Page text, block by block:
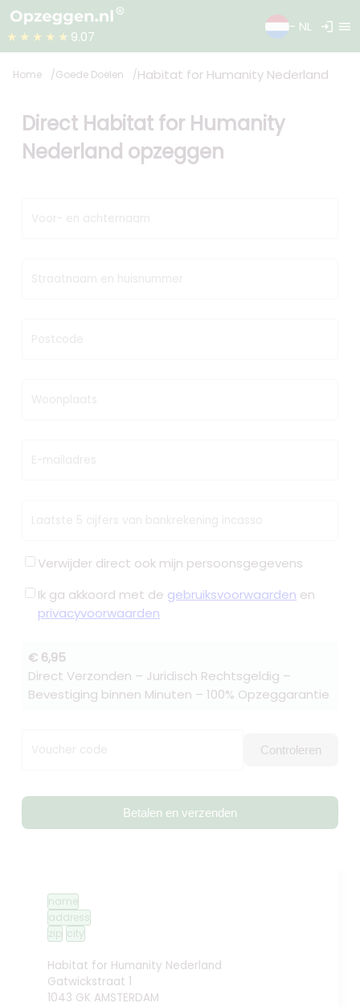
★★★★★ 9.07
- NL login menu
Home Goede Doelen Habitat for Humanity Nederland
Direct Habitat for Humanity
Nederland opzeggen
Voor- en achternaam
Straatnaam en huisnummer
Postcode
Woonplaats
E-mailadres
Laatste 5 cijfers van bankrekening incasso
Verwijder direct ook mijn persoonsgegevens
Ik ga akkoord met de gebruiksvoorwaarden en
privacyvoorwaarden
€ 6,95
Direct Verzonden – Juridisch Rechtsgeldig –
Bevestiging binnen Minuten – 100% Opzeggarantie
Voucher code Controleren
Betalen en verzenden
name
address
zip city
Habitat for Humanity Nederland
Gatwickstraat 1
1043 GK AMSTERDAM